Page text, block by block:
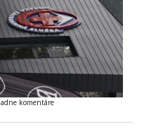
komentáre